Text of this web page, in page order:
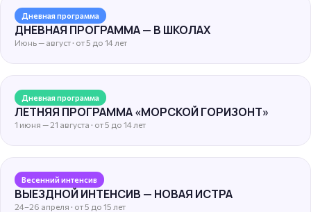
Дневная программа
ДНЕВНАЯ ПРОГРАММА — В ШКОЛАХ
Июнь — август · от 5 до 14 лет
Дневная программа
ЛЕТНЯЯ ПРОГРАММА «МОРСКОЙ ГОРИЗОНТ»
1 июня — 21 августа · от 5 до 14 лет
Весенний интенсив
ВЫЕЗДНОЙ ИНТЕНСИВ — НОВАЯ ИСТРА
24–26 апреля · от 5 до 15 лет